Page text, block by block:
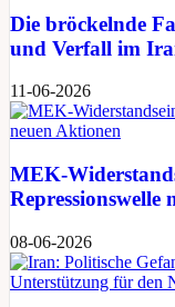
Die bröckelnde
und Verfall im
11-06-2026
MEK-
Repressionswelle
08-06-2026